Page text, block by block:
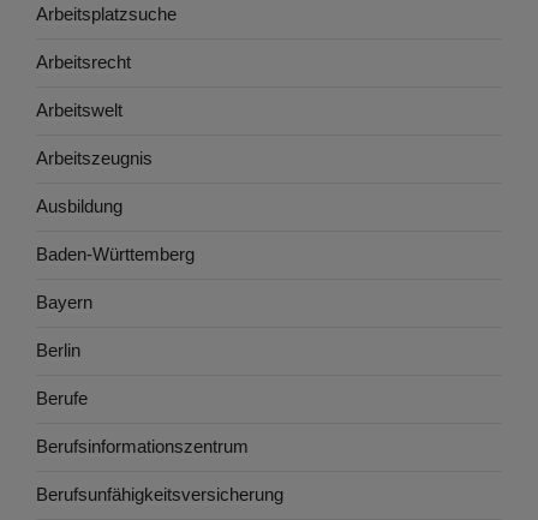
Arbeitsplatzsuche
Arbeitsrecht
Arbeitswelt
Arbeitszeugnis
Ausbildung
Baden-Württemberg
Bayern
Berlin
Berufe
Berufsinformationszentrum
Berufsunfähigkeitsversicherung